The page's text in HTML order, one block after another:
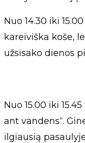
Nuo 14.30 iki
kareiviška koše,
užsisako dienos
Nuo 15.00 iki
ant vandens“.
ilgiausią